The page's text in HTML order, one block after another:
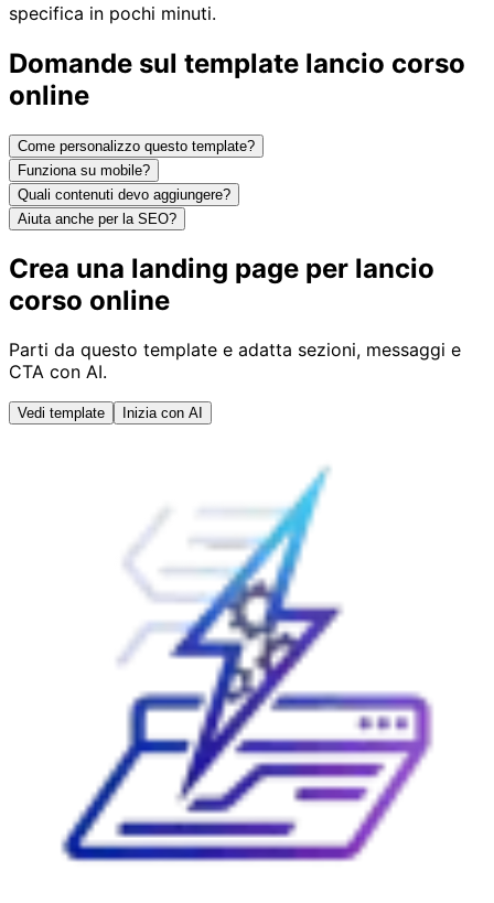
specifica in pochi minuti.
Domande sul template lancio corso
online
Come personalizzo questo template?
Funziona su mobile?
Quali contenuti devo aggiungere?
Aiuta anche per la SEO?
Crea una landing page per lancio
corso online
Parti da questo template e adatta sezioni, messaggi e
CTA con AI.
Vedi template Inizia con AI